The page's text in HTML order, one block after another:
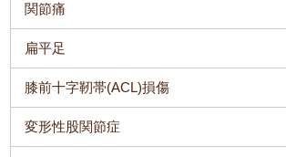
関節痛
扁平足
膝前十字靭帯(ACL)損傷
変形性股関節症